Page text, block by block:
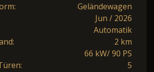
Geländewagen
Jun / 2026
Automatik
2 km
66 kW/ 90 PS
5